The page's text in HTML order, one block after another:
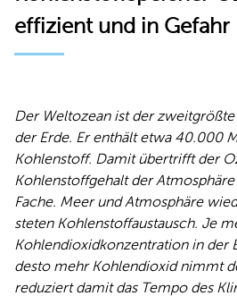
effizient und in Gefahr
Der Weltozean ist der
der Erde. Er enthält etwa 40.000
Kohlenstoff. Damit übertrifft der
Kohlenstoffgehalt der
Fache. Meer und Atmosphäre
steten Kohlenstoffaustausch. Je
Kohlendioxidkonzentration in der
desto mehr Kohlendioxid nimmt
reduziert damit das Tempo des